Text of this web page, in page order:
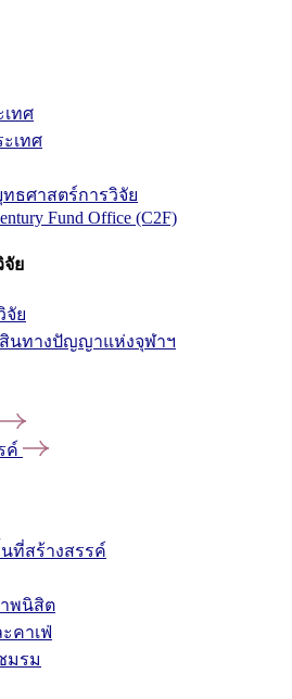
ทศ
เทศ
ธศาสตร์การวิจัย
Fund Office (C2F)
จัย
จัย
นทางปัญญาแห่งจุฬาฯ
ค์
ที่สร้างสรรค์
พนิสิต
คาเฟ่
มรม